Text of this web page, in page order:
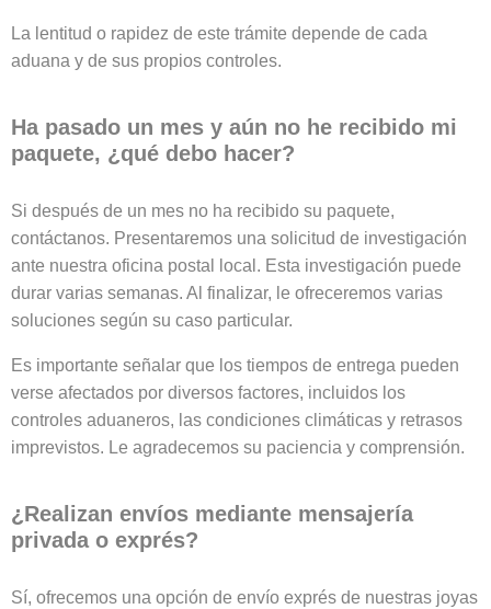
La lentitud o rapidez de este trámite depende de cada
aduana y de sus propios controles.
Ha pasado un mes y aún no he recibido mi
paquete, ¿qué debo hacer?
Si después de un mes no ha recibido su paquete,
contáctanos. Presentaremos una solicitud de investigación
ante nuestra oficina postal local. Esta investigación puede
durar varias semanas. Al finalizar, le ofreceremos varias
soluciones según su caso particular.
Es importante señalar que los tiempos de entrega pueden
verse afectados por diversos factores, incluidos los
controles aduaneros, las condiciones climáticas y retrasos
imprevistos. Le agradecemos su paciencia y comprensión.
¿Realizan envíos mediante mensajería
privada o exprés?
Sí, ofrecemos una opción de envío exprés de nuestras joyas